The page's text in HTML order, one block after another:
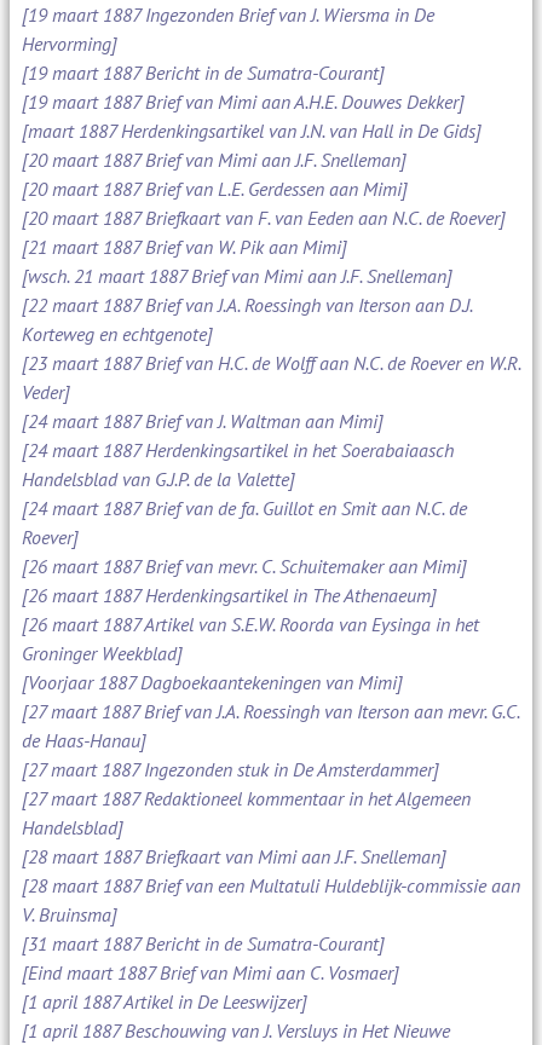
[19 maart 1887 Ingezonden Brief van J. Wiersma in De
Hervorming]
[19 maart 1887 Bericht in de Sumatra-Courant]
[19 maart 1887 Brief van Mimi aan A.H.E. Douwes Dekker]
[maart 1887 Herdenkingsartikel van J.N. van Hall in De Gids]
[20 maart 1887 Brief van Mimi aan J.F. Snelleman]
[20 maart 1887 Brief van L.E. Gerdessen aan Mimi]
[20 maart 1887 Briefkaart van F. van Eeden aan N.C. de Roever]
[21 maart 1887 Brief van W. Pik aan Mimi]
[wsch. 21 maart 1887 Brief van Mimi aan J.F. Snelleman]
[22 maart 1887 Brief van J.A. Roessingh van Iterson aan D.J.
Korteweg en echtgenote]
[23 maart 1887 Brief van H.C. de Wolff aan N.C. de Roever en W.R.
Veder]
[24 maart 1887 Brief van J. Waltman aan Mimi]
[24 maart 1887 Herdenkingsartikel in het Soerabaiaasch
Handelsblad van G.J.P. de la Valette]
[24 maart 1887 Brief van de fa. Guillot en Smit aan N.C. de
Roever]
[26 maart 1887 Brief van mevr. C. Schuitemaker aan Mimi]
[26 maart 1887 Herdenkingsartikel in The Athenaeum]
[26 maart 1887 Artikel van S.E.W. Roorda van Eysinga in het
Groninger Weekblad]
[Voorjaar 1887 Dagboekaantekeningen van Mimi]
[27 maart 1887 Brief van J.A. Roessingh van Iterson aan mevr. G.C.
de Haas-Hanau]
[27 maart 1887 Ingezonden stuk in De Amsterdammer]
[27 maart 1887 Redaktioneel kommentaar in het Algemeen
Handelsblad]
[28 maart 1887 Briefkaart van Mimi aan J.F. Snelleman]
[28 maart 1887 Brief van een Multatuli Huldeblijk-commissie aan
V. Bruinsma]
[31 maart 1887 Bericht in de Sumatra-Courant]
[Eind maart 1887 Brief van Mimi aan C. Vosmaer]
[1 april 1887 Artikel in De Leeswijzer]
[1 april 1887 Beschouwing van J. Versluys in Het Nieuwe